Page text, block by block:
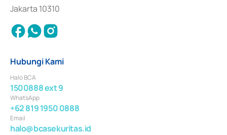
Jakarta 10310
Hubungi Kami
Halo BCA
1500888 ext 9
WhatsApp
+62 819 1950 0888
Email
halo@bcasekuritas.id